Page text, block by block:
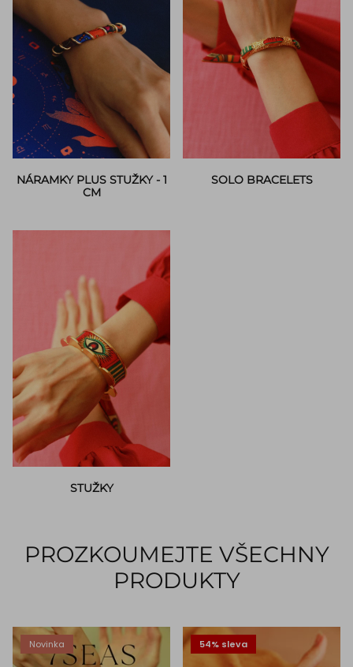
NÁRAMKY PLUS STUŽKY - 1
CM
SOLO BRACELETS
STUŽKY
PROZKOUMEJTE VŠECHNY
PRODUKTY
Novinka 54% sleva